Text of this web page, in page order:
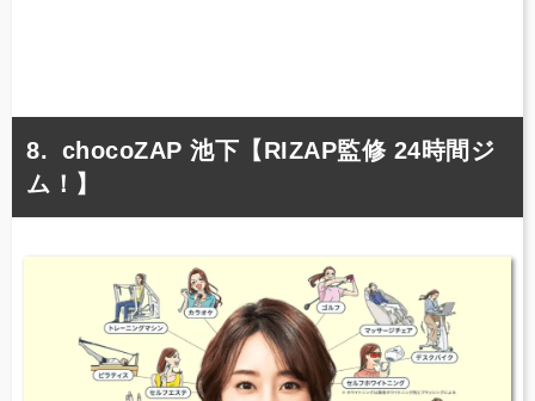
chocoZAP 池下【RIZAP監修 24時間ジ
ム！】